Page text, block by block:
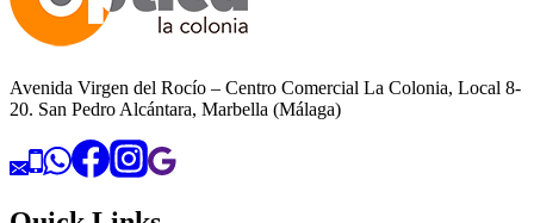
Avenida Virgen del Rocío – Centro Comercial La Colonia, Local 8-
20. San Pedro Alcántara, Marbella (Málaga)